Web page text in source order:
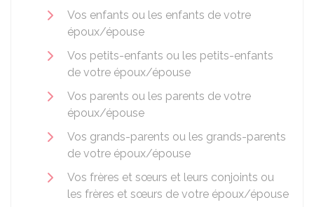
Vos enfants ou les enfants de votre
époux/épouse
Vos petits-enfants ou les petits-enfants
de votre époux/épouse
Vos parents ou les parents de votre
époux/épouse
Vos grands-parents ou les grands-parents
de votre époux/épouse
Vos frères et sœurs et leurs conjoints ou
les frères et sœurs de votre époux/épouse